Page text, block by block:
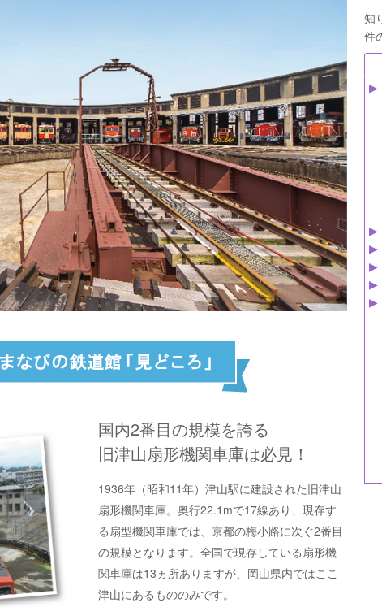
国内2番目の規模を誇る
旧津山扇形機関車庫は必見！
1936年（昭和11年）津山駅に建設された旧津山
扇形機関車庫。奥行22.1mで17線あり、現存す
る扇型機関車庫では、京都の梅小路に次ぐ2番目
の規模となります。全国で現存している扇形機
関車庫は13ヵ所ありますが、岡山県内ではここ
津山にあるもののみです。